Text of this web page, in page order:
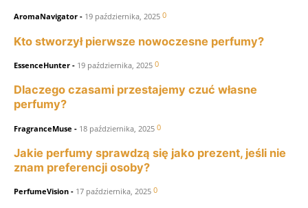
AromaNavigator - 19 października, 2025 0
Kto stworzył pierwsze nowoczesne perfumy?
EssenceHunter - 19 października, 2025 0
Dlaczego czasami przestajemy czuć własne
perfumy?
FragranceMuse - 18 października, 2025 0
Jakie perfumy sprawdzą się jako prezent, jeśli nie
znam preferencji osoby?
PerfumeVision - 17 października, 2025 0